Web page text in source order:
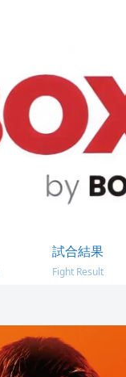
試合結果
Fight Result